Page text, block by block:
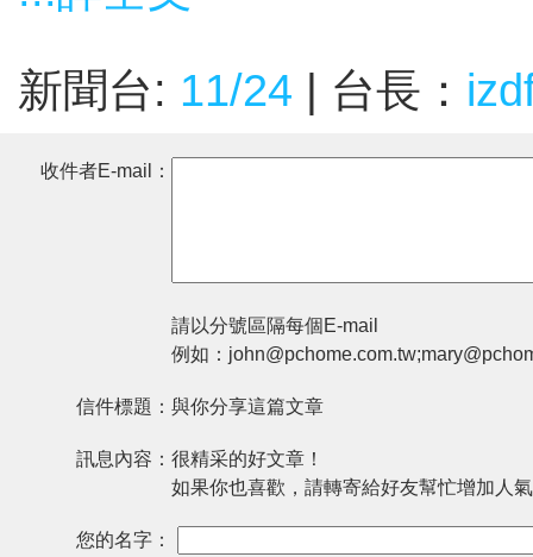
新聞台: 11/24 | 台長：
收件者E-mail：
請以分號區隔每個E-mail
例如：
信件標題： 與你分享這篇文章
訊息內容： 很精采的好文章！
如果你也喜歡，請轉寄給好友幫忙增加人
您的名字：